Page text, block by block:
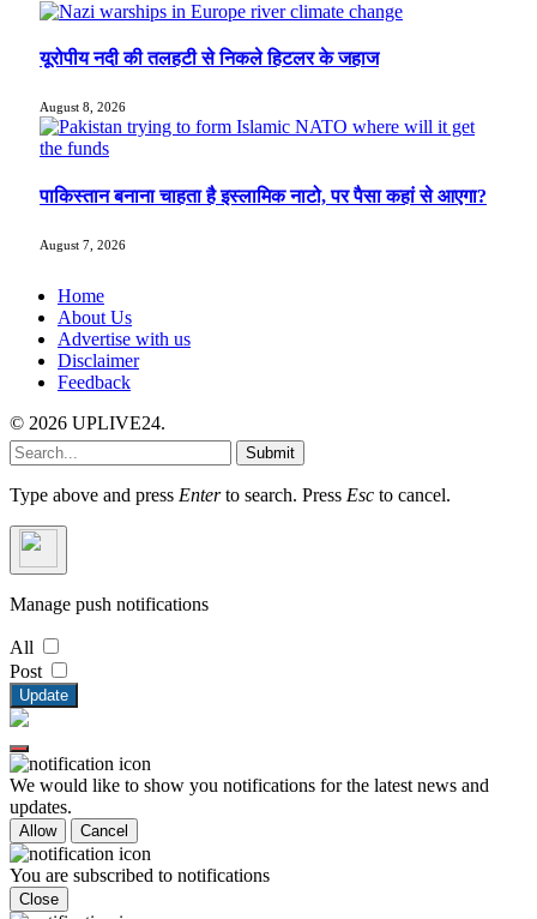
यूरोपीय नदी की तलहटी से निकले हिटलर के जहाज
August 8, 2026
पाकिस्तान बनाना चाहता है इस्लामिक नाटो, पर पैसा कहां से आएगा?
August 7, 2026
Home
About Us
Advertise with us
Disclaimer
Feedback
© 2026 UPLIVE24.
Submit
Type above and press Enterto search. Press Esc to cancel.
Manage push notifications
All
Post
Update
We would like to show you notifications for the latest news and
updates.
Allow Cancel
You are subscribed to notifications
Close